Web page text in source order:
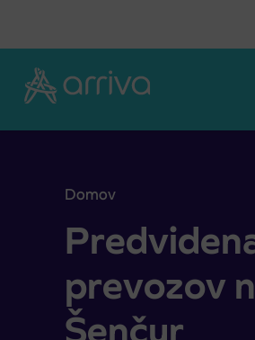
Domov
Predvidena ureditev
prevozov